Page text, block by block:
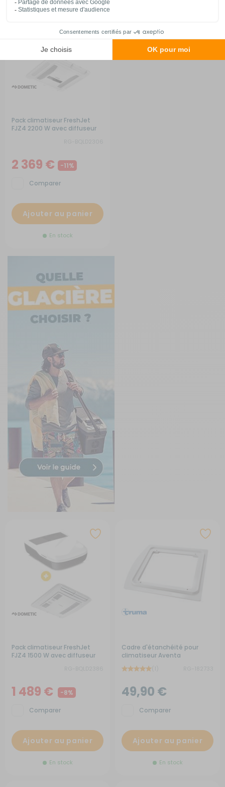
Pack climatiseur FreshJet
FJZ4 2200 W avec diffuseur
2 369 € -11%
Comparer
Ajouter au panier
En stock
Pack climatiseur FreshJet
FJZ4 1500 W avec diffuseur
1 489 € -8%
Comparer
Ajouter au panier
En stock
Cadre d'étanchéité pour
climatiseur Aventa
49,90 €
Comparer
Ajouter au panier
En stock